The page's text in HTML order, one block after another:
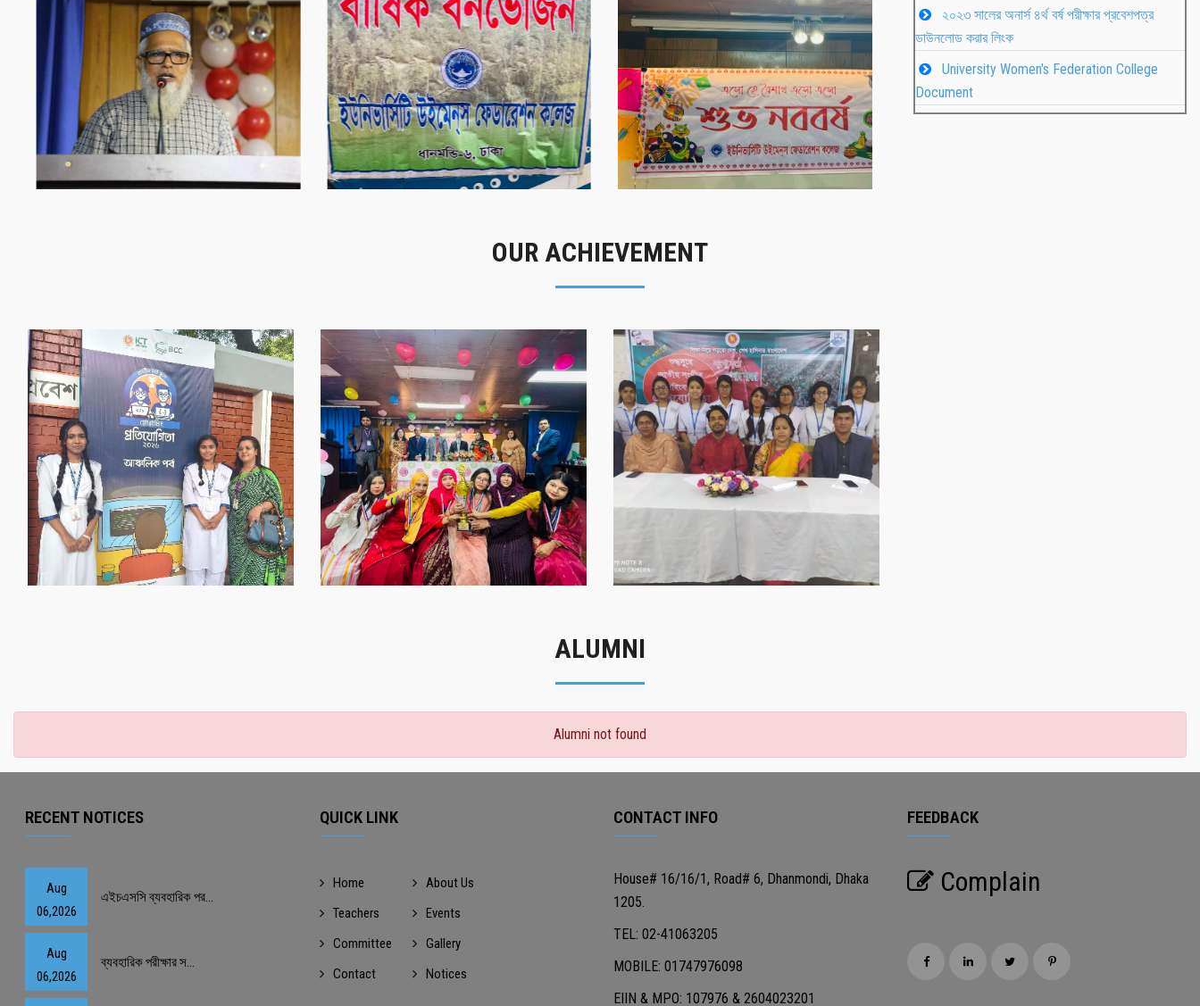
নবীনবরণ - ২০২৫ বার্ষিক বনভোজন ২০২৫ বাংলা নববর্ষ ১৪৩২ উদযাপন
২০২৩ সালের অনার্স ৪র্থ বর্ষ পরীক্ষার প্রবেশপত্র
ডাউনলোড করার লিংক
University Women's Federation College
Document
OUR ACHIEVEMENT
‌গৌর‌বের অর্জন
‌গৌর‌বের অর্জন
গৌরবের মুহূর্ত
গৌরবের মুহূর্ত
সাফল্যের স্মৃতি
সাফল্যের স্মৃতি
ALUMNI
Alumni not found
RECENT NOTICES
Aug
06,2026
এইচএসসি ব্যবহারিক পর...
Aug
06,2026
ব্যবহারিক পরীক্ষার স...
QUICK LINK
Home
About Us
Teachers
Events
Committee
Gallery
Contact
Notices
CONTACT INFO
House# 16/16/1, Road# 6, Dhanmondi, Dhaka
1205.
TEL: 02-41063205
MOBILE: 01747976098
EIIN & MPO: 107976 & 2604023201
FEEDBACK
Complain